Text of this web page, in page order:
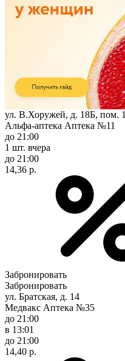
ул. В.Хоружей, д. 18Б, пом. 1
Альфа-аптека Аптека №11
до 21:00
1 шт. вчера
до 21:00
14,36 р.
Забронировать
Забронировать
ул. Братская, д. 14
Медвакс Аптека №35
до 21:00
в 13:01
до 21:00
14,40 р.